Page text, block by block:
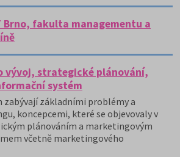
Brno, fakulta managementu a
vývoj, strategické plánování,
systém
zabývají základními problémy a
koncepcemi, které se objevovaly v
plánováním a marketingovým
včetně marketingového